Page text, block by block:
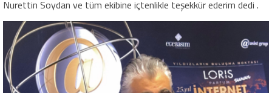
Nurettin Soydan ve tüm ekibine içtenlikle teşekkür ederim dedi .